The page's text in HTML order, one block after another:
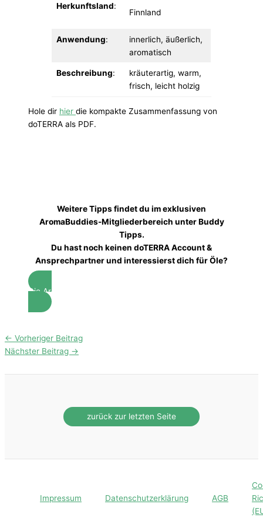
Herkunftsland:
Finnland
Anwendung:
innerlich, äußerlich,
aromatisch
Beschreibung:
kräuterartig, warm,
frisch, leicht holzig
Hole dir hier die kompakte Zusammenfassung von
doTERRA als PDF.
Weitere Tipps findet du im exklusiven
AromaBuddies-Mitgliederbereich unter Buddy
Tipps.
Du hast noch keinen doTERRA Account &
Ansprechpartner und interessierst dich für Öle?
Die AromaBuddies helfen dir gerne weiter!
← Vorheriger Beitrag
Nächster Beitrag →
Impressum Datenschutzerklärung AGB